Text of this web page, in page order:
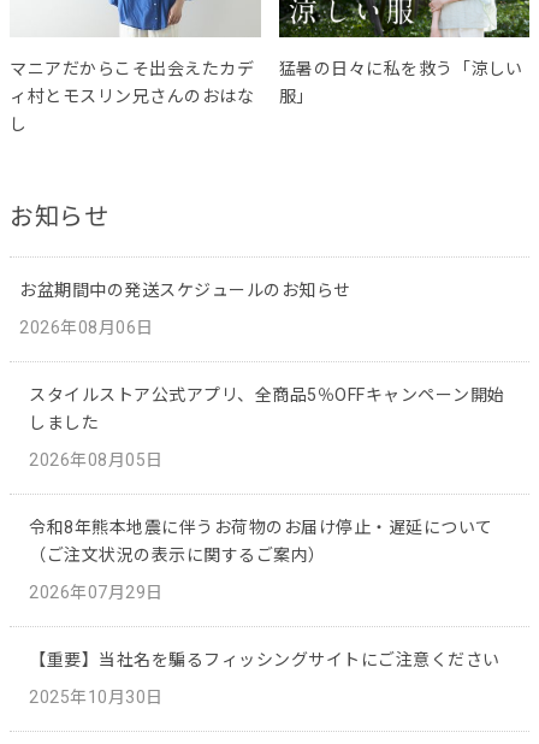
マニアだからこそ出会えたカデ
ィ村とモスリン兄さんのおはな
し
猛暑の日々に私を救う「涼しい
服」
お知らせ
お盆期間中の発送スケジュールのお知らせ
2026年08月06日
スタイルストア公式アプリ、全商品5％OFFキャンペーン開始
しました
2026年08月05日
令和8年熊本地震に伴うお荷物のお届け停止・遅延について
（ご注文状況の表示に関するご案内）
2026年07月29日
【重要】当社名を騙るフィッシングサイトにご注意ください
2025年10月30日